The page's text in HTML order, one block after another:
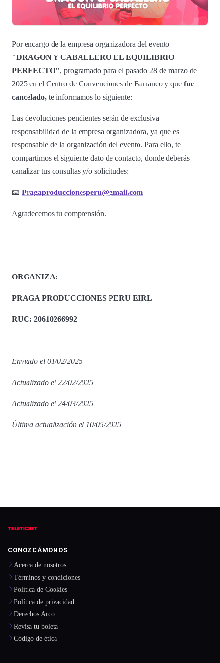
Por encargo de la empresa organizadora del evento
"DRAGON Y CABALLERO EL EQUILIBRIO
PERFECTO", programado para el pasado 28 de marzo de
2025 en el Centro de Convenciones de Barranco y que fue
cancelado, te informamos lo siguiente:
Las devoluciones pendientes serán de exclusiva
responsabilidad de la empresa organizadora, ya que es
responsable de la organización del evento. Para ello, te
compartimos el siguiente dato de contacto, donde deberás
canalizar tus consultas y/o solicitudes:
📧 Pragaproduccionesperu@gmail.com
Agradecemos tu comprensión.
ORGANIZA:
PRAGA PRODUCCIONES PERU EIRL
RUC: 20610266992
Enviado el 01/02/2025
Actualizado el 22/02/2025
Actualizado el 24/03/2025
Última actualización el 10/05/2025
CONOZCÁMONOS
Acerca de nosotros
Términos y condiciones
Política de Cookies
Política de privacidad
Derechos Arco
Revisa tu boleta
Código de ética